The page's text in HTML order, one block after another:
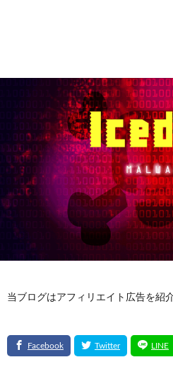
当ブログはアフィリエイト広告を紹